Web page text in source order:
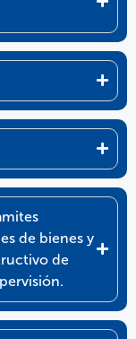
de bienes y
de